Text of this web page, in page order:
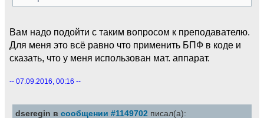
Вам надо подойти с таким вопросом к преподавателю.
Для меня это всё равно что применить БПФ в коде и
сказать, что у меня использован мат. аппарат.
-- 07.09.2016, 00:16 --
dseregin в сообщении #1149702 писал(а):